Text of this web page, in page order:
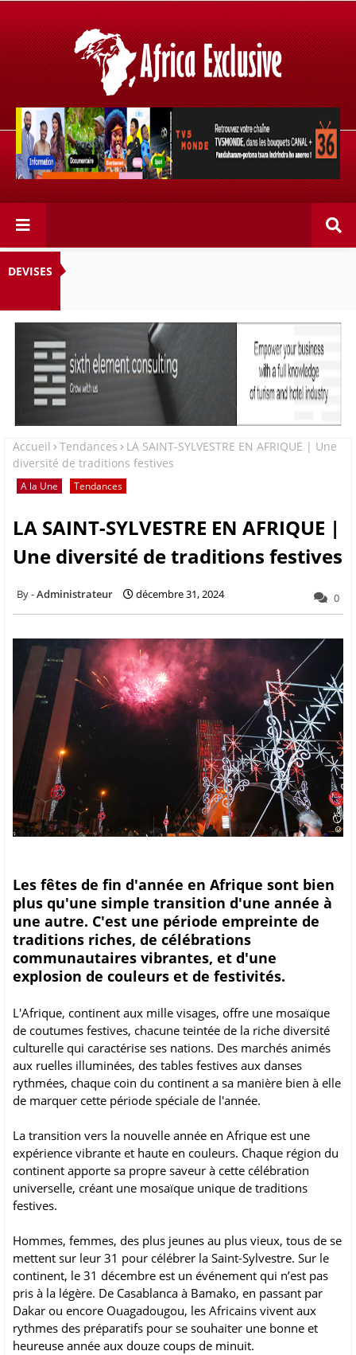
Retrouvez votre chaîne @TV5MONDE, dans les bouquets
CANAL+ 36 . Fandaharam-potoana tsara indrindra ho
anareo!
DEVISES
Accueil Tendances
LA SAINT-SYLVESTRE EN AFRIQUE | Une
diversité de traditions festives
A la Une Tendances
LA SAINT-SYLVESTRE EN AFRIQUE |
Une diversité de traditions festives
Administrateur décembre 31, 2024 0
Les fêtes de fin d'année en Afrique sont bien
plus qu'une simple transition d'une année à
une autre. C'est une période empreinte de
traditions riches, de célébrations
communautaires vibrantes, et d'une
explosion de couleurs et de festivités.
L'Afrique, continent aux mille visages, offre une mosaïque
de coutumes festives, chacune teintée de la riche diversité
culturelle qui caractérise ses nations. Des marchés animés
aux ruelles illuminées, des tables festives aux danses
rythmées, chaque coin du continent a sa manière bien à elle
de marquer cette période spéciale de l'année.
La transition vers la nouvelle année en Afrique est une
expérience vibrante et haute en couleurs. Chaque région du
continent apporte sa propre saveur à cette célébration
universelle, créant une mosaïque unique de traditions
festives.
Hommes, femmes, des plus jeunes au plus vieux, tous de se
mettent sur leur 31 pour célébrer la Saint-Sylvestre. Sur le
continent, le 31 décembre est un événement qui n’est pas
pris à la légère. De Casablanca à Bamako, en passant par
Dakar ou encore Ouagadougou, les Africains vivent aux
rythmes des préparatifs pour se souhaiter une bonne et
heureuse année aux douze coups de minuit.